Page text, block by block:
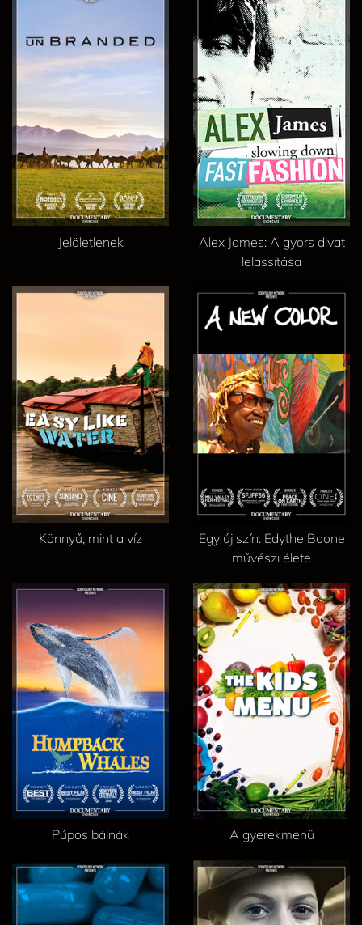
Jelöletlenek
Alex James: A gyors divat
lelassítása
Könnyű, mint a víz
Egy új szín: Edythe Boone
művészi élete
Púpos bálnák A gyerekmenü